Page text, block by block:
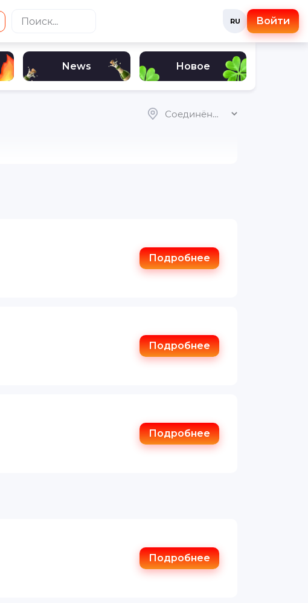
RU Войти
News Новое
Соединённые Штаты
Подробнее
Подробнее
Подробнее
Подробнее